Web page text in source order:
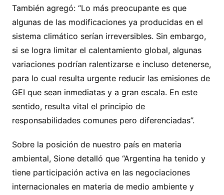
También agregó: “Lo más preocupante es que
algunas de las modificaciones ya producidas en el
sistema climático serían irreversibles. Sin embargo,
si se logra limitar el calentamiento global, algunas
variaciones podrían ralentizarse e incluso detenerse,
para lo cual resulta urgente reducir las emisiones de
GEI que sean inmediatas y a gran escala. En este
sentido, resulta vital el principio de
responsabilidades comunes pero diferenciadas”.
Sobre la posición de nuestro país en materia
ambiental, Sione detalló que “Argentina ha tenido y
tiene participación activa en las negociaciones
internacionales en materia de medio ambiente y